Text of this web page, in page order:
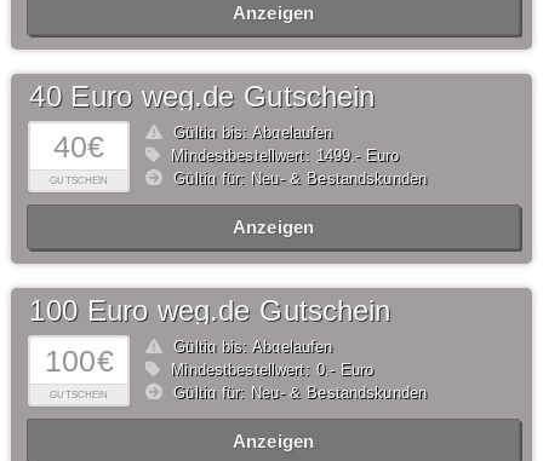
Anzeigen
40€
GUTSCHEIN
40 Euro weg.de Gutschein
Gültig bis: Abgelaufen
Mindestbestellwert: 1499,- Euro
Gültig für: Neu- & Bestandskunden
Anzeigen
100€
GUTSCHEIN
100 Euro weg.de Gutschein
Gültig bis: Abgelaufen
Mindestbestellwert: 0,- Euro
Gültig für: Neu- & Bestandskunden
Anzeigen